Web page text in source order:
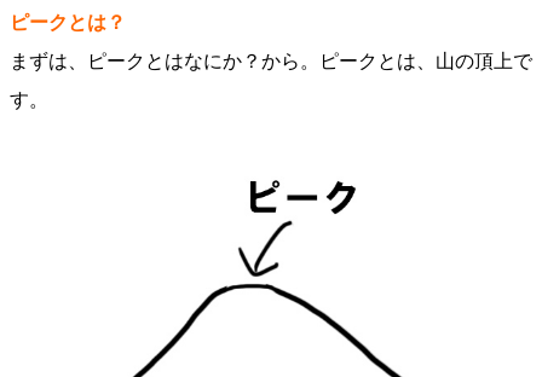
ピークとは？
まずは、ピークとはなにか？から。ピークとは、山の頂上で
す。